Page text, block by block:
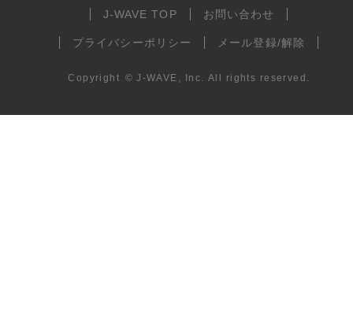
J-WAVE TOP お問い合わせ
プライバシーポリシー メール登録/解除
Copyright © J-WAVE, Inc. All rights reserved.